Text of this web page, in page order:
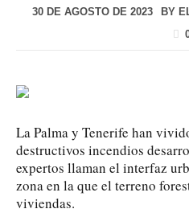
30 DE AGOSTO DE 2023 BY
La Palma y Tenerife han
destructivos incendios
expertos llaman el interfaz
zona en la que el terreno
viviendas.